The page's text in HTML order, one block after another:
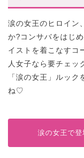
涙の女王のヒロイン
か?コンサバをはじ
イストを着こなすコ
人女子なら要チェッ
「涙の女王」ルッ
ね♡
涙の女王で